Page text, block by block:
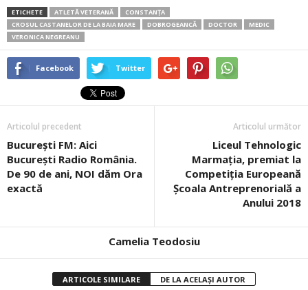
ETICHETE ATLETĂ VETERANĂ
CONSTANȚA
CROSUL CASTANELOR DE LA BAIA MARE
DOBROGEANCĂ DOCTOR
MEDIC
VERONICA NEGREANU
Facebook Twitter
Articolul precedent
Bucureşti FM: Aici
Bucureşti Radio România.
De 90 de ani, NOI dăm Ora
exactă
Articolul următor
Liceul Tehnologic
Marmația, premiat la
Competiția Europeană
Școala Antreprenorială a
Anului 2018
Camelia Teodosiu
ARTICOLE SIMILARE DE LA ACELAȘI AUTOR